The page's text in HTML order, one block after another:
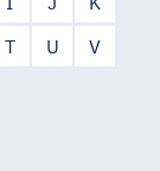
T U
V